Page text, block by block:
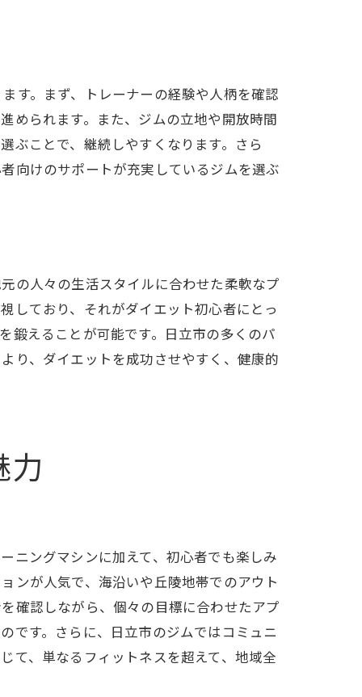
す。まず、トレーナーの経験や人柄を確認
められます。また、ジムの立地や開放時間
ぶことで、継続しやすくなります。さら
向けのサポートが充実しているジムを選ぶ
の人々の生活スタイルに合わせた柔軟なプ
しており、それがダイエット初心者にとっ
鍛えることが可能です。日立市の多くのパ
り、ダイエットを成功させやすく、健康的
力
ニングマシンに加えて、初心者でも楽しみ
ンが人気で、海沿いや丘陵地帯でのアウト
確認しながら、個々の目標に合わせたアプ
です。さらに、日立市のジムではコミュニ
て、単なるフィットネスを超えて、地域全